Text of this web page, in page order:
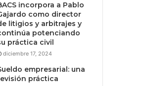
incorpora a Pablo
como director
litigios y arbitrajes y
potenciando
práctica civil
diciembre 17, 2024
empresarial: una
práctica